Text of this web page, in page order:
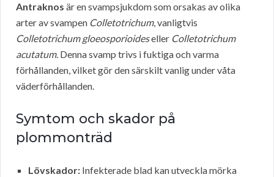
Antraknos är en svampsjukdom som orsakas av olika
arter av svampen Colletotrichum, vanligtvis
Colletotrichum gloeosporioideseller Colletotrichum
acutatum. Denna svamp trivs i fuktiga och varma
förhållanden, vilket gör den särskilt vanlig under våta
väderförhållanden.
Symtom och skador på
plommonträd
Lövskador: Infekterade blad kan utveckla mörka